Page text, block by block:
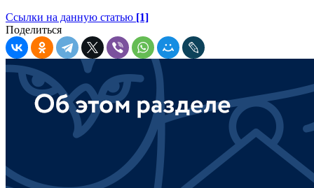
Ссылки на данную статью [1]
Поделиться